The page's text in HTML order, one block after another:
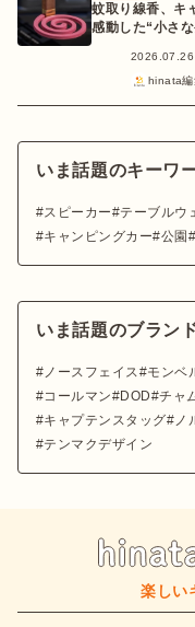
蚊取り線香、キ
感動した“小さ
2026.07.26
hinata編
いま話題のキーワ
スピーカー テーブルウ
キャンピングカー 公園
いま話題のブラン
ノースフェイス モンベ
コールマン
DOD チャ
キャプテンスタッグ
ノ
テンマクデザイン
楽しい